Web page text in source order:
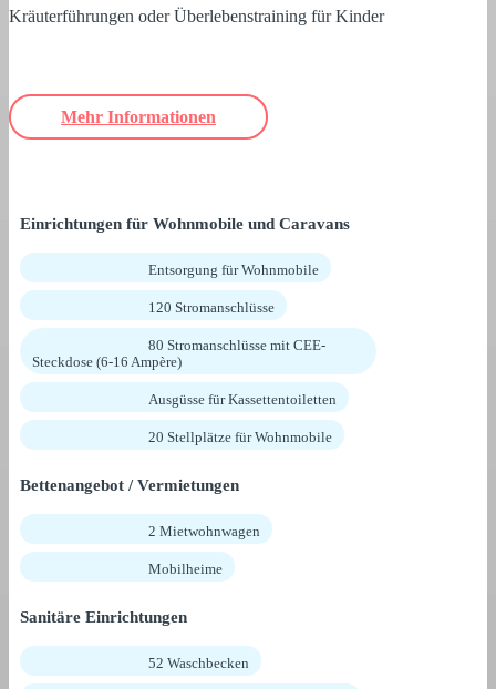
Kräuterführungen oder Überlebenstraining für Kinder
Mehr Informationen
Einrichtungen für Wohnmobile und Caravans
Entsorgung für Wohnmobile
120 Stromanschlüsse
80 Stromanschlüsse mit CEE-
Steckdose (6-16 Ampère)
Ausgüsse für Kassettentoiletten
20 Stellplätze für Wohnmobile
Bettenangebot / Vermietungen
2 Mietwohnwagen
Mobilheime
Sanitäre Einrichtungen
52 Waschbecken